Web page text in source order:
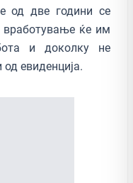
од две години се
вработување ќе им
и доколку не
евиденција.